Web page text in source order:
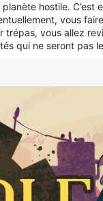
hostile.
vous
trépas, vous allez
qui ne seront pas